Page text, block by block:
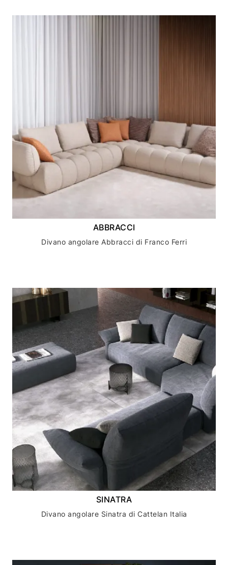
ABBRACCI
Divano angolare Abbracci di Franco Ferri
SINATRA
Divano angolare Sinatra di Cattelan Italia